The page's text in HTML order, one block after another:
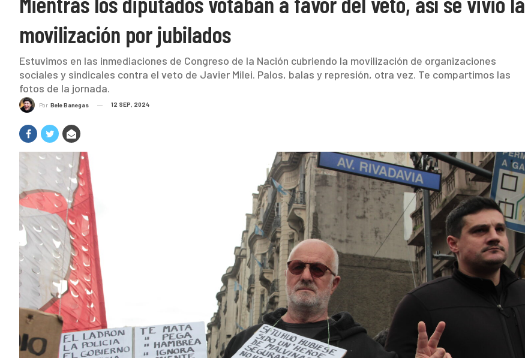
movilización por jubilados
Estuvimos en las inmediaciones de Congreso de la Nación cubriendo la movilización de organizaciones
sociales y sindicales contra el veto de Javier Milei. Palos, balas y represión, otra vez. Te compartimos las
fotos de la jornada.
Por Bele Banegas 12 SEP, 2024